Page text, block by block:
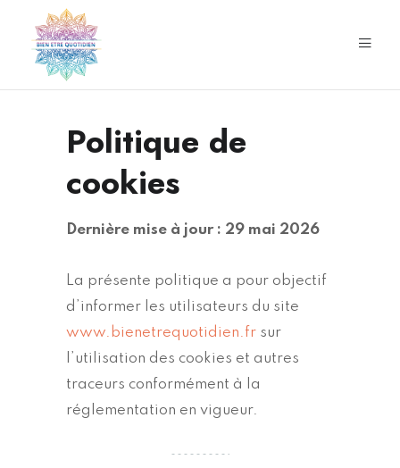
Politique de
cookies
Dernière mise à jour : 29 mai 2026
La présente politique a pour objectif
d’informer les utilisateurs du site
www.bienetrequotidien.fr sur
l’utilisation des cookies et autres
traceurs conformément à la
réglementation en vigueur.